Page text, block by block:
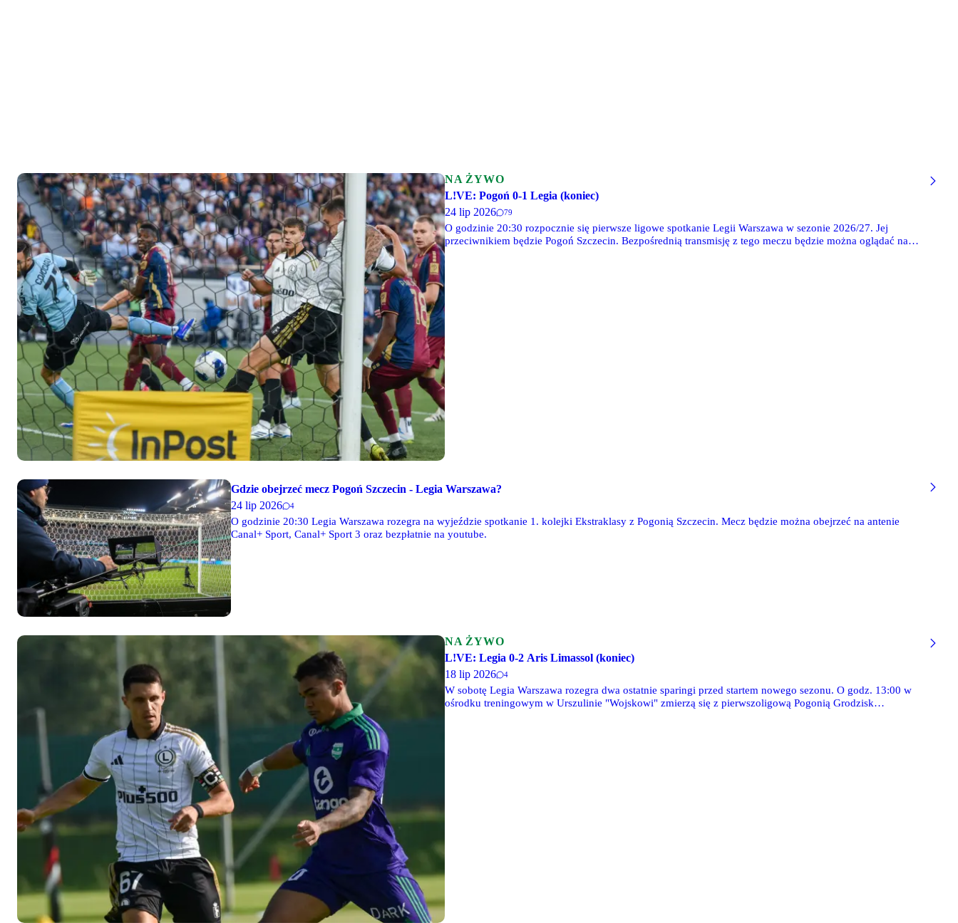
NA ŻYWO
L!VE: Pogoń 0-1 Legia (koniec)
24 lip 2026
79
O godzinie 20:30 rozpocznie się pierwsze ligowe spotkanie Legii Warszawa w sezonie 2026/27. Jej
przeciwnikiem będzie Pogoń Szczecin. Bezpośrednią transmisję z tego meczu będzie można oglądać na
Gdzie obejrzeć mecz Pogoń Szczecin - Legia Warszawa?
24 lip 2026
4
O godzinie 20:30 Legia Warszawa rozegra na wyjeździe spotkanie 1. kolejki Ekstraklasy z Pogonią Szczecin. Mecz będzie można obejrzeć na antenie
Canal+ Sport, Canal+ Sport 3 oraz bezpłatnie na youtube.
NA ŻYWO
L!VE: Legia 0-2 Aris Limassol (koniec)
18 lip 2026
4
W sobotę Legia Warszawa rozegra dwa ostatnie sparingi przed startem nowego sezonu. O godz. 13:00 w
ośrodku treningowym w Urszulinie "Wojskowi" zmierzą się z pierwszoligową Pogonią Grodzisk